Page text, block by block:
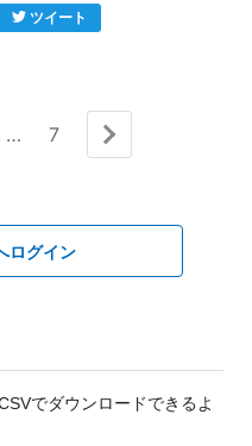
ツイート
… 7
ログイン
でダウンロードできるよ